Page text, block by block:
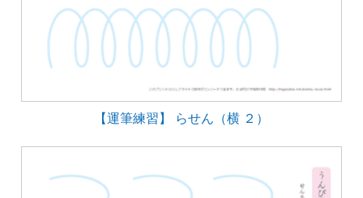
【運筆練習】 らせん（横 ２）